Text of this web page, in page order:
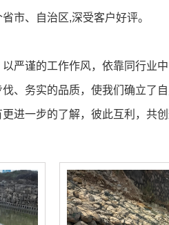
市、自治区,深受客户好评。
严谨的工作作风，依靠同行业
、务实的品质，使我们确立了
进一步的了解，彼此互利，共创